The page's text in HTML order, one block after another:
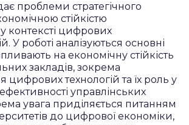
проблеми стратегічного
стійкістю
у контексті цифрових
У роботі аналізуються основні
на економічну стійкість
закладів, зокрема
технологій та їх роль у
управлінських
увага приділяється питанням
до цифрової економіки,